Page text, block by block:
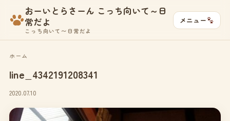
おーいとらさーん こっち向いて～日
常だよ
こっち向いて〜日常だよ
メニュー
ホーム
line_4342191208341
2020.07.10